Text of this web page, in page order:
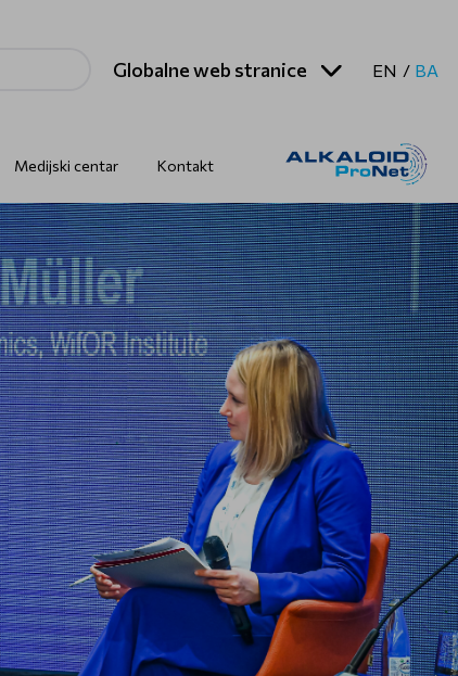
Globalne web stranice EN BA
Medijski centar Kontakt